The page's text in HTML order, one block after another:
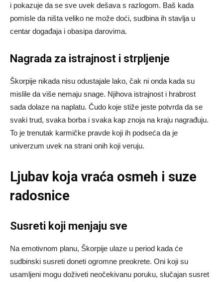
i pokazuje da se sve uvek dešava s razlogom. Baš kada
pomisle da ništa veliko ne može doći, sudbina ih stavlja u
centar događaja i obasipa darovima.
Nagrada za istrajnost i strpljenje
Škorpije nikada nisu odustajale lako, čak ni onda kada su
mislile da više nemaju snage. Njihova istrajnost i hrabrost
sada dolaze na naplatu. Čudo koje stiže jeste potvrda da se
svaki trud, svaka borba i svaka kap znoja na kraju nagrađuju.
To je trenutak karmičke pravde koji ih podseća da je
univerzum uvek na strani onih koji veruju.
Ljubav koja vraća osmeh i suze
radosnice
Susreti koji menjaju sve
Na emotivnom planu, Škorpije ulaze u period kada će
sudbinski susreti doneti ogromne preokrete. Oni koji su
usamljeni mogu doživeti neočekivanu poruku, slučajan susret